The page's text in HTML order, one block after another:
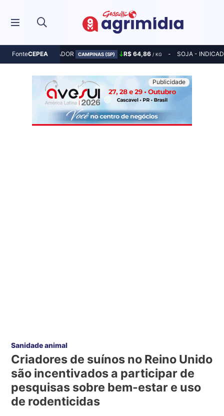
FonteCEPEA
MILHO - INDICADOR CAMPINAS (SP) R$ 64,86 / KG SOJA -
Sanidade animal
Criadores de suínos no Reino Unido
são incentivados a participar de
pesquisas sobre bem-estar e uso
de rodenticidas